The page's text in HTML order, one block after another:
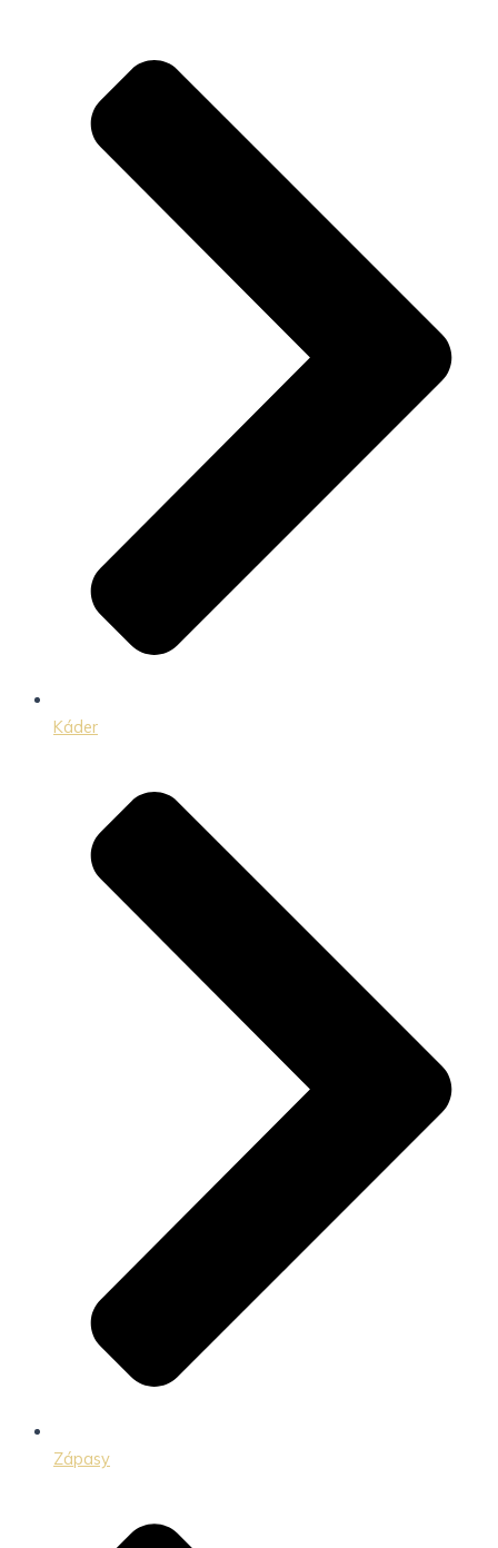
Káder
Zápasy